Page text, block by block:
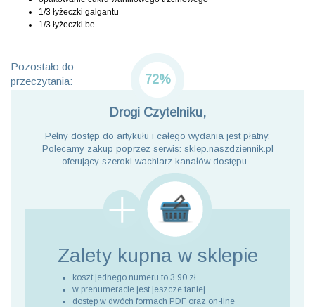
1/3 łyżeczki galgantu
1/3 łyżeczki be
Pozostało do
przeczytania:
72%
Drogi Czytelniku,
Pełny dostęp do artykułu i całego wydania jest płatny.
Polecamy zakup poprzez serwis: sklep.naszdziennik.pl
oferujący szeroki wachlarz kanałów dostępu. .
Zalety kupna w sklepie
koszt jednego numeru to 3,90 zł
w prenumeracie jest jeszcze taniej
dostęp w dwóch formach PDF oraz on-line